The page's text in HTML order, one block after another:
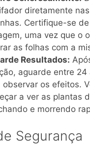
diretamente
Certifique-se
uma vez que o
as folhas com a
Resultados:
aguarde entre 24
observar os efeitos.
a ver as plantas
e morrendo
Segurança